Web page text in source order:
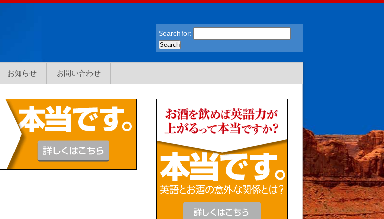
Search for:
お知らせ お問い合わせ